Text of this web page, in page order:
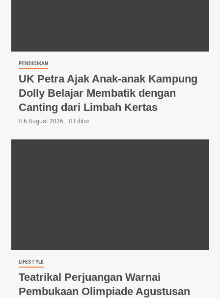
PENDIDIKAN
UK Petra Ajak Anak-anak Kampung
Dolly Belajar Membatik dengan
Canting dari Limbah Kertas
6 August 2026 Editor
LIFESTYLE
Teatrikal Perjuangan Warnai
Pembukaan Olimpiade Agustusan